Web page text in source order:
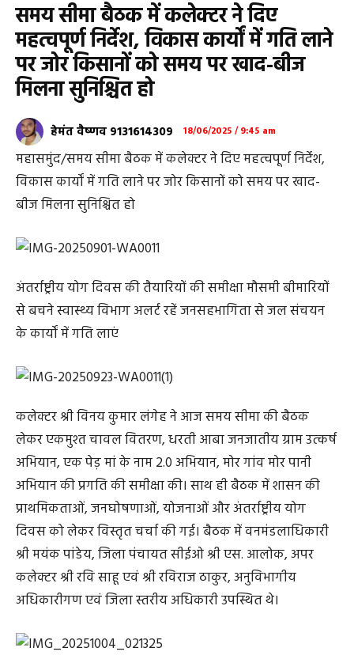
समय सीमा बैठक में कलेक्टर ने दिए
महत्वपूर्ण निर्देश, विकास कार्यों में गति लाने
पर जोर किसानों को समय पर खाद-बीज
मिलना सुनिश्चित हो
हेमंत वैष्णव 9131614309 18/06/2025 / 9:45 am
महासमुंद/समय सीमा बैठक में कलेक्टर ने दिए महत्वपूर्ण निर्देश,
विकास कार्यों में गति लाने पर जोर किसानों को समय पर खाद-
बीज मिलना सुनिश्चित हो
अंतर्राष्ट्रीय योग दिवस की तैयारियों की समीक्षा मौसमी बीमारियों
से बचने स्वास्थ्य विभाग अलर्ट रहें जनसहभागिता से जल संचयन
के कार्यों में गति लाएं
कलेक्टर श्री विनय कुमार लंगेह ने आज समय सीमा की बैठक
लेकर एकमुश्त चावल वितरण, धरती आबा जनजातीय ग्राम उत्कर्ष
अभियान, एक पेड़ मां के नाम 2.0 अभियान, मोर गांव मोर पानी
अभियान की प्रगति की समीक्षा की। साथ ही बैठक में शासन की
प्राथमिकताओं, जनघोषणाओं, योजनाओं और अंतर्राष्ट्रीय योग
दिवस को लेकर विस्तृत चर्चा की गई। बैठक में वनमंडलाधिकारी
श्री मयंक पांडेय, जिला पंचायत सीईओ श्री एस. आलोक, अपर
कलेक्टर श्री रवि साहू एवं श्री रविराज ठाकुर, अनुविभागीय
अधिकारीगण एवं जिला स्तरीय अधिकारी उपस्थित थे।